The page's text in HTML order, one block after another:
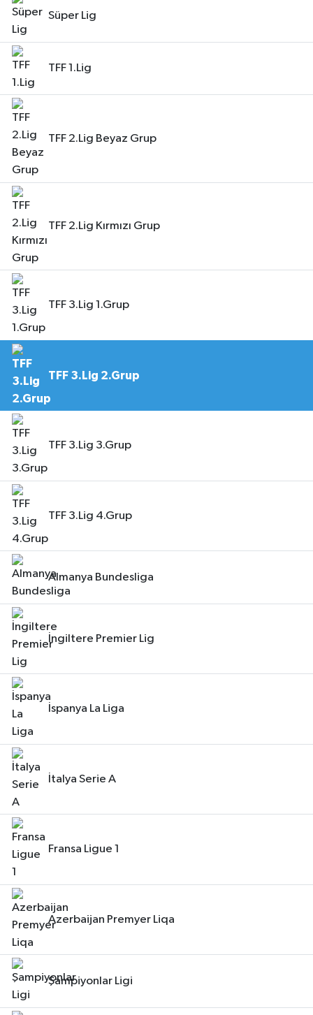
Süper Lig
TFF 1.Lig
TFF 2.Lig Beyaz Grup
TFF 2.Lig Kırmızı Grup
TFF 3.Lig 1.Grup
TFF 3.Lig 2.Grup
TFF 3.Lig 3.Grup
TFF 3.Lig 4.Grup
Almanya Bundesliga
İngiltere Premier Lig
İspanya La Liga
İtalya Serie A
Fransa Ligue 1
Azerbaijan Premyer Liqa
Şampiyonlar Ligi